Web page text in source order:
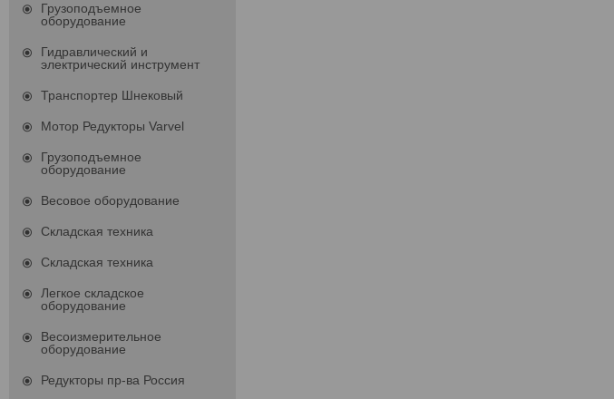
Грузоподъемное
оборудование
Гидравлический и
электрический инструмент
Транспортер Шнековый
Мотор Редукторы Varvel
Грузоподъемное
оборудование
Весовое оборудование
Складская техника
Складская техника
Легкое складское
оборудование
Весоизмерительное
оборудование
Редукторы пр-ва Россия